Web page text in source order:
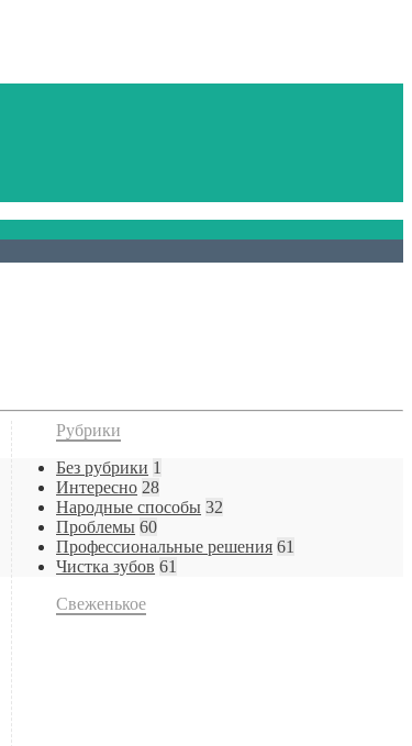
Рубрики
Без рубрики 1
Интересно 28
Народные способы 32
Проблемы 60
Профессиональные решения 61
Чистка зубов 61
Свеженькое